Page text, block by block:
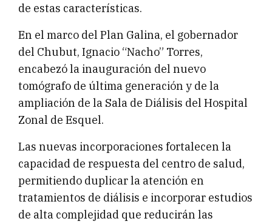
de estas características.
En el marco del Plan Galina, el gobernador
del Chubut, Ignacio “Nacho” Torres,
encabezó la inauguración del nuevo
tomógrafo de última generación y de la
ampliación de la Sala de Diálisis del Hospital
Zonal de Esquel.
Las nuevas incorporaciones fortalecen la
capacidad de respuesta del centro de salud,
permitiendo duplicar la atención en
tratamientos de diálisis e incorporar estudios
de alta complejidad que reducirán las